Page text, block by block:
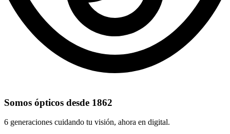
Somos ópticos desde 1862
6 generaciones cuidando tu visión, ahora en digital.